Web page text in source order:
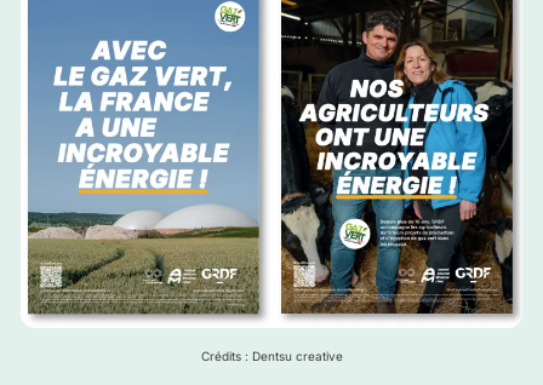
Crédits : Dentsu creative